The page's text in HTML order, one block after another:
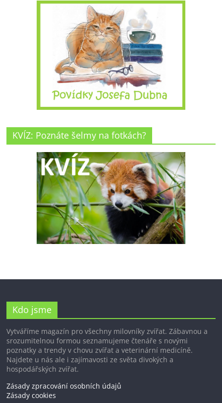
KVÍZ: Poznáte šelmy na fotkách?
Kdo jsme
Vytváříme magazín pro všechny milovníky zvířat. Zábavnou a
srozumitelnou formou seznamujeme čtenáře s novými
poznatky a trendy v chovu zvířat a veterinární medicíně.
Najdete u nás ale i zajímavosti ze světa divokých a
hospodářských zvířat.
Zásady zpracování osobních údajů
Zásady cookies